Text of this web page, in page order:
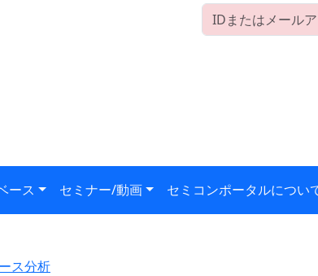
ース セミナー/動画 セミコンポータルについ
ス分析